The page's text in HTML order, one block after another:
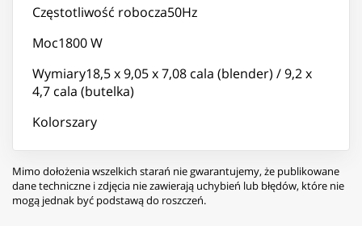
Częstotliwość robocza50Hz
Moc1800 W
Wymiary18,5 x 9,05 x 7,08 cala (blender) / 9,2 x
4,7 cala (butelka)
Kolorszary
Mimo dołożenia wszelkich starań nie gwarantujemy, że publikowane
dane techniczne i zdjęcia nie zawierają uchybień lub błędów, które nie
mogą jednak być podstawą do roszczeń.